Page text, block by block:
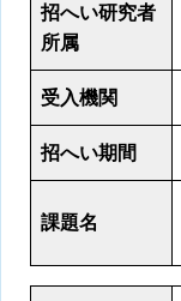
招へい研究者
所属
受入機関
招へい期間
課題名